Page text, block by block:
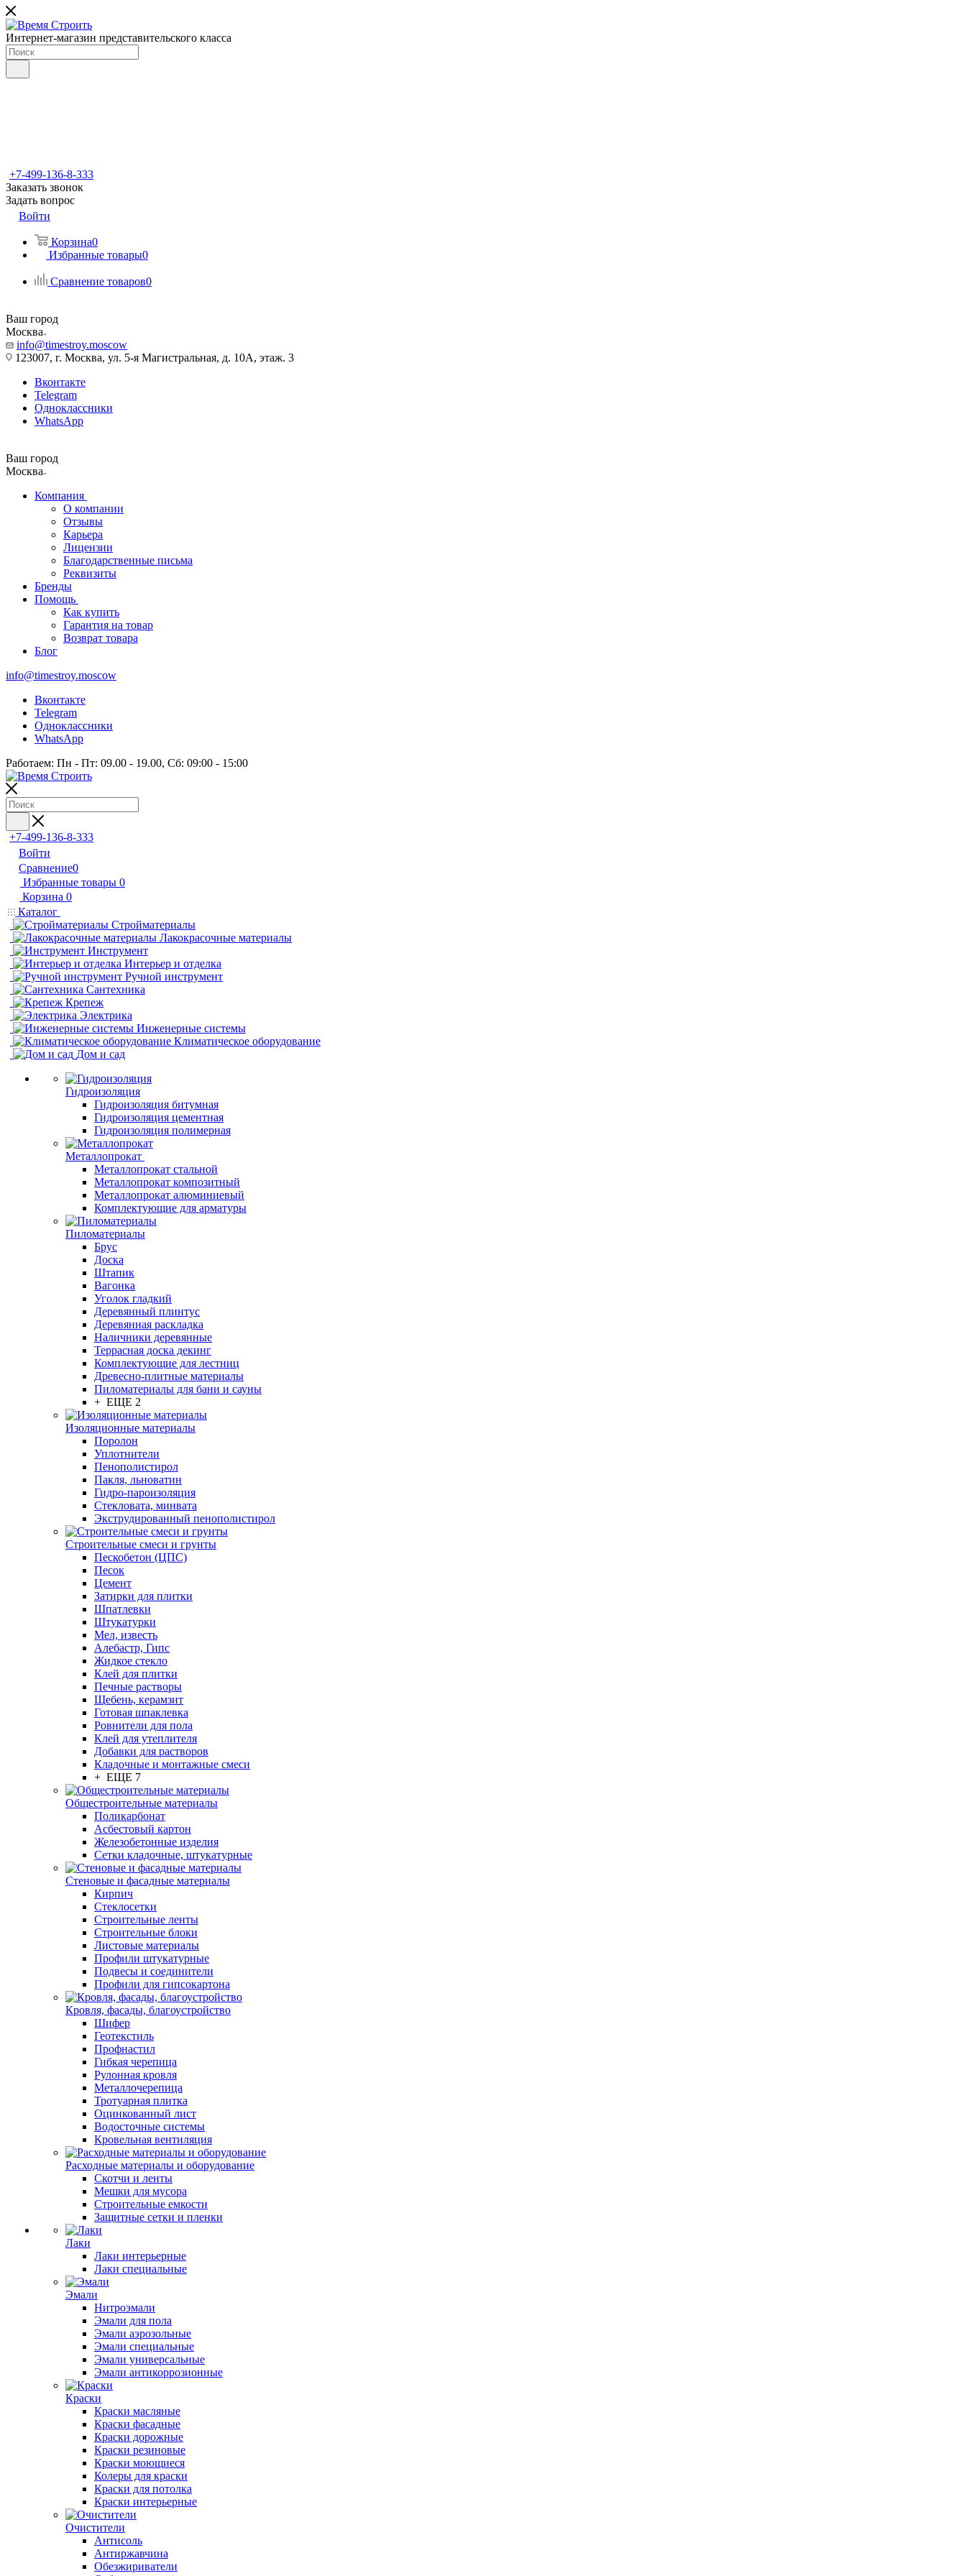
Интернет-магазин представительского класса
+7-499-136-8-333
Заказать звонок
Задать вопрос
Войти
Корзина0
Избранные товары0
Сравнение товаров0
Ваш город
Москва
info@timestroy.moscow
123007, г. Москва, ул. 5-я Магистральная, д. 10А, этаж. 3
Вконтакте
Telegram
Одноклассники
WhatsApp
Ваш город
Москва
Компания
О компании
Отзывы
Карьера
Лицензии
Благодарственные письма
Реквизиты
Бренды
Помощь
Как купить
Гарантия на товар
Возврат товара
Блог
info@timestroy.moscow
Вконтакте
Telegram
Одноклассники
WhatsApp
Работаем: Пн - Пт: 09.00 - 19.00, Сб: 09:00 - 15:00
+7-499-136-8-333
Войти
Сравнение0
Избранные товары 0
Корзина 0
Каталог
Стройматериалы
Лакокрасочные материалы
Инструмент
Интерьер и отделка
Ручной инструмент
Сантехника
Крепеж
Электрика
Инженерные системы
Климатическое оборудование
Дом и сад
Гидроизоляция
Гидроизоляция битумная
Гидроизоляция цементная
Гидроизоляция полимерная
Металлопрокат
Металлопрокат стальной
Металлопрокат композитный
Металлопрокат алюминиевый
Комплектующие для арматуры
Пиломатериалы
Брус
Доска
Штапик
Вагонка
Уголок гладкий
Деревянный плинтус
Деревянная раскладка
Наличники деревянные
Террасная доска декинг
Комплектующие для лестниц
Древесно-плитные материалы
Пиломатериалы для бани и сауны
+ ЕЩЕ 2
Изоляционные материалы
Поролон
Уплотнители
Пенополистирол
Пакля, льноватин
Гидро-пароизоляция
Стекловата, минвата
Экструдированный пенополистирол
Строительные смеси и грунты
Пескобетон (ЦПС)
Песок
Цемент
Затирки для плитки
Шпатлевки
Штукатурки
Мел, известь
Алебастр, Гипс
Жидкое стекло
Клей для плитки
Печные растворы
Щебень, керамзит
Готовая шпаклевка
Ровнители для пола
Клей для утеплителя
Добавки для растворов
Кладочные и монтажные смеси
+ ЕЩЕ 7
Общестроительные материалы
Поликарбонат
Асбестовый картон
Железобетонные изделия
Сетки кладочные, штукатурные
Стеновые и фасадные материалы
Кирпич
Стеклосетки
Строительные ленты
Строительные блоки
Листовые материалы
Профили штукатурные
Подвесы и соединители
Профили для гипсокартона
Кровля, фасады, благоустройство
Шифер
Геотекстиль
Профнастил
Гибкая черепица
Рулонная кровля
Металлочерепица
Тротуарная плитка
Оцинкованный лист
Водосточные системы
Кровельная вентиляция
Расходные материалы и оборудование
Скотчи и ленты
Мешки для мусора
Строительные емкости
Защитные сетки и пленки
Лаки
Лаки интерьерные
Лаки специальные
Эмали
Нитроэмали
Эмали для пола
Эмали аэрозольные
Эмали специальные
Эмали универсальные
Эмали антикоррозионные
Краски
Краски масляные
Краски фасадные
Краски дорожные
Краски резиновые
Краски моющиеся
Колеры для краски
Краски для потолка
Краски интерьерные
Очистители
Антисоль
Антиржавчина
Обезжириватели